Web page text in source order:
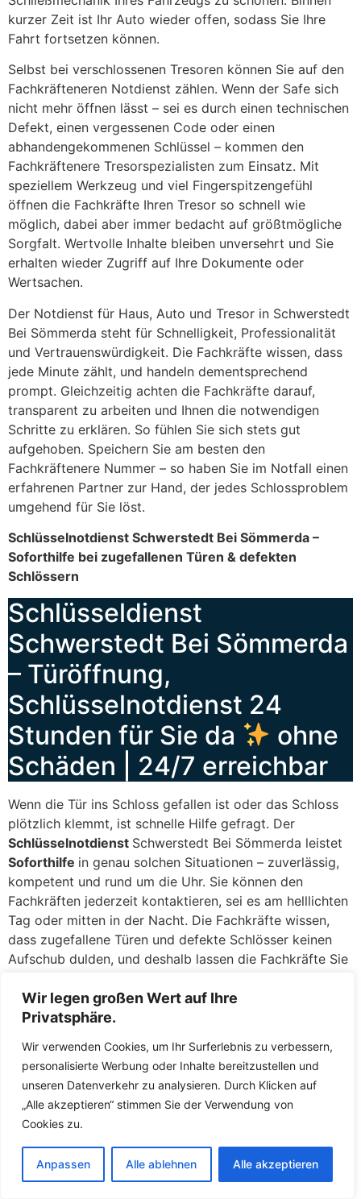
Wir legen großen Wert auf Ihre
Privatsphäre.
Wir verwenden Cookies, um Ihr Surferlebnis zu verbessern,
personalisierte Werbung oder Inhalte bereitzustellen und
unseren Datenverkehr zu analysieren. Durch Klicken auf
„Alle akzeptieren“ stimmen Sie der Verwendung von
Cookies zu.
Anpassen Alle ablehnen Alle akzeptieren
kurzer Zeit ist Ihr Auto wieder offen, sodass Sie Ihre
Fahrt fortsetzen können.
Selbst bei verschlossenen Tresoren können Sie auf den
Fachkräfteneren Notdienst zählen. Wenn der Safe sich
nicht mehr öffnen lässt – sei es durch einen technischen
Defekt, einen vergessenen Code oder einen
abhandengekommenen Schlüssel – kommen den
Fachkräftenere Tresorspezialisten zum Einsatz. Mit
speziellem Werkzeug und viel Fingerspitzengefühl
öffnen die Fachkräfte Ihren Tresor so schnell wie
möglich, dabei aber immer bedacht auf größtmögliche
Sorgfalt. Wertvolle Inhalte bleiben unversehrt und Sie
erhalten wieder Zugriff auf Ihre Dokumente oder
Wertsachen.
Der Notdienst für Haus, Auto und Tresor in Schwerstedt
Bei Sömmerda steht für Schnelligkeit, Professionalität
und Vertrauenswürdigkeit. Die Fachkräfte wissen, dass
jede Minute zählt, und handeln dementsprechend
prompt. Gleichzeitig achten die Fachkräfte darauf,
transparent zu arbeiten und Ihnen die notwendigen
Schritte zu erklären. So fühlen Sie sich stets gut
aufgehoben. Speichern Sie am besten den
Fachkräftenere Nummer – so haben Sie im Notfall einen
erfahrenen Partner zur Hand, der jedes Schlossproblem
umgehend für Sie löst.
Schlüsselnotdienst Schwerstedt Bei Sömmerda –
Soforthilfe bei zugefallenen Türen & defekten
Schlössern
Schlüsseldienst
Schwerstedt Bei Sömmerda
– Türöffnung,
Schlüsselnotdienst 24
Stunden für Sie da
ohne
Schäden | 24/7 erreichbar
Wenn die Tür ins Schloss gefallen ist oder das Schloss
plötzlich klemmt, ist schnelle Hilfe gefragt. Der
Schlüsselnotdienst Schwerstedt Bei Sömmerda leistet
Soforthilfe in genau solchen Situationen – zuverlässig,
kompetent und rund um die Uhr. Sie können den
Fachkräften jederzeit kontaktieren, sei es am helllichten
Tag oder mitten in der Nacht. Die Fachkräfte wissen,
dass zugefallene Türen und defekte Schlösser keinen
Aufschub dulden, und deshalb lassen die Fachkräfte Sie
innerhalb kürzester Zeit bei Ihnen, um das Problem zu
beheben und Ihnen wieder Zutritt zu ermöglichen.
Zugefallene Türen: Eine Sekunde unaufmerksam, und die
Tür fällt ins Schloss, während der Schlüssel noch
drinnen liegt – ein Missgeschick, das jedem passieren
kann. Keine Panik: Dere geschulten Mitarbeiter öffnen
zugefallene
und haben hierfür routinierte Handgriffe. Meist gelingt
es den Fachkräften, die Tür ohne jegliche Beschädigung
am Schloss oder an der Tür zu öffnen. Mit